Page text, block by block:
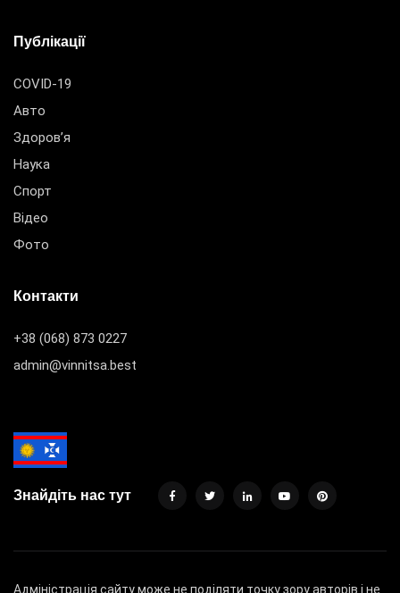
Публікації
COVID-19
Авто
Здоров’я
Наука
Спорт
Відео
Фото
Контакти
+38 (068) 873 0227
admin@vinnitsa.best
Знайдіть нас тут
Адміністрація сайту може не поділяти точку зору авторів і не